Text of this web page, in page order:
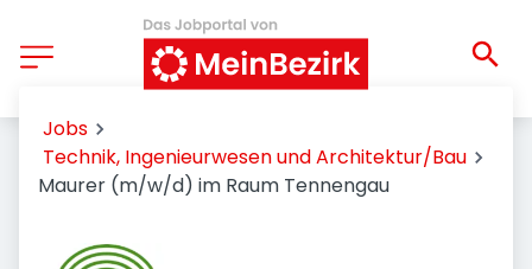
Jobs
Technik, Ingenieurwesen und Architektur/Bau
Maurer (m/w/d) im Raum Tennengau